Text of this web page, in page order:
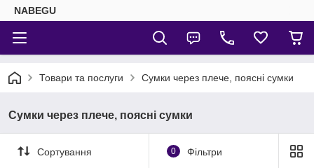
NABEGU
Товари та послуги Сумки через плече, поясні сумки
Сумки через плече, поясні сумки
Сортування 0 Фільтри